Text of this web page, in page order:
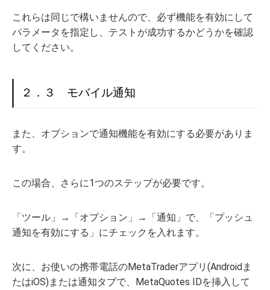
これらは同じで構いませんので、必ず機能を有効にして
パラメータを指定し、テストが成功するかどうかを確認
してください。
２．３ モバイル通知
また、オプションで通知機能を有効にする必要がありま
す。
この場合、さらに1つのステップが必要です。
「ツール」→「オプション」→「通知」で、「プッシュ
通知を有効にする」にチェックを入れます。
次に、お使いの携帯電話のMetaTraderアプリ(Androidま
たはiOS)または通知タブで、MetaQuotes IDを挿入して